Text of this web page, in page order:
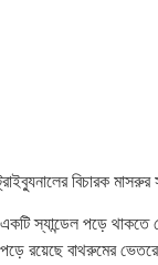
বিচারক মাসরুর
স্যান্ডেল পড়ে থাকতে
রয়েছে বাথরুমের